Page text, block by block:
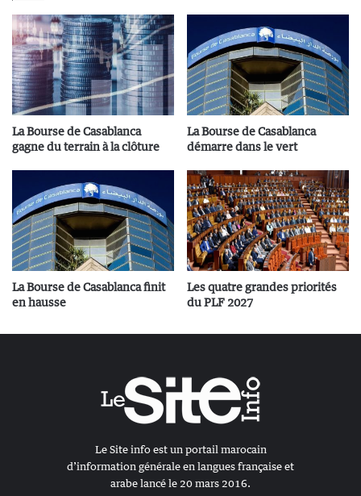
La Bourse de Casablanca
gagne du terrain à la clôture
La Bourse de Casablanca
démarre dans le vert
La Bourse de Casablanca finit
en hausse
Les quatre grandes priorités
du PLF 2027
Le Site info est un portail marocain
d’information générale en langues française et
arabe lancé le 20 mars 2016.